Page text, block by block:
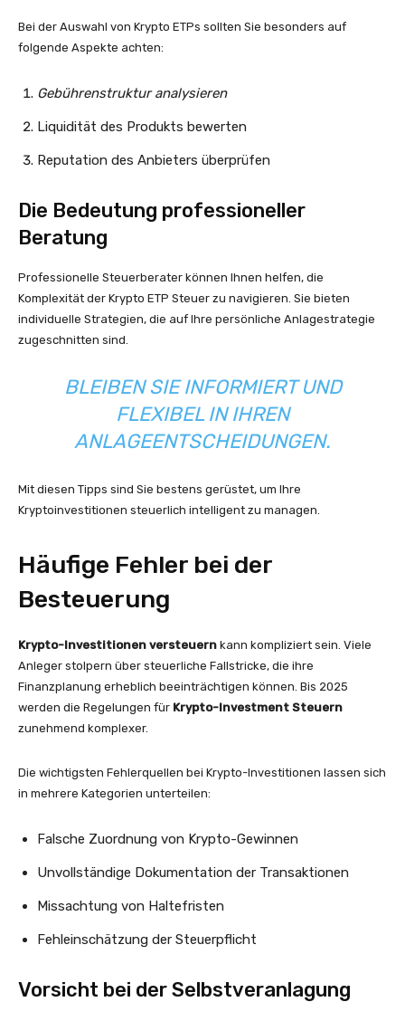
Bei der Auswahl von Krypto ETPs sollten Sie besonders auf
folgende Aspekte achten:
Gebührenstruktur analysieren
Liquidität des Produkts bewerten
Reputation des Anbieters überprüfen
Die Bedeutung professioneller
Beratung
Professionelle Steuerberater können Ihnen helfen, die
Komplexität der Krypto ETP Steuer zu navigieren. Sie bieten
individuelle Strategien, die auf Ihre persönliche Anlagestrategie
zugeschnitten sind.
BLEIBEN SIE INFORMIERT UND
FLEXIBEL IN IHREN
ANLAGEENTSCHEIDUNGEN.
Mit diesen Tipps sind Sie bestens gerüstet, um Ihre
Kryptoinvestitionen steuerlich intelligent zu managen.
Häufige Fehler bei der
Besteuerung
Krypto-Investitionen versteuern kann kompliziert sein. Viele
Anleger stolpern über steuerliche Fallstricke, die ihre
Finanzplanung erheblich beeinträchtigen können. Bis 2025
werden die Regelungen für Krypto-Investment Steuern
zunehmend komplexer.
Die wichtigsten Fehlerquellen bei Krypto-Investitionen lassen sich
in mehrere Kategorien unterteilen:
Falsche Zuordnung von Krypto-Gewinnen
Unvollständige Dokumentation der Transaktionen
Missachtung von Haltefristen
Fehleinschätzung der Steuerpflicht
Vorsicht bei der Selbstveranlagung